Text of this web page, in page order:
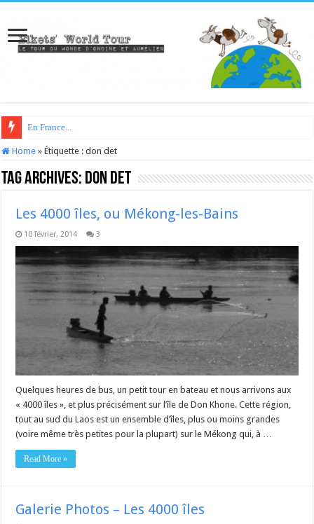
En France...
Home » Étiquette :don det
Tag Archives: don det
Les 4000 îles, ou Mékong-les-Bains
10 février, 2014 3
Quelques heures de bus, un petit tour en bateau et nous arrivons aux
« 4000 îles », et plus précisément sur l’île de Don Khone. Cette région,
tout au sud du Laos est un ensemble d’îles, plus ou moins grandes
(voire même très petites pour la plupart) sur le Mékong qui, à …
Read More »
Galerie Photos – Les 4000 îles